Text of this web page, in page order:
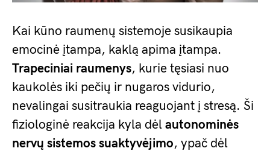
Kai kūno raumenų sistemoje susikaupia
emocinė įtampa, kaklą apima įtampa.
Trapeciniai raumenys, kurie tęsiasi nuo
kaukolės iki pečių ir nugaros vidurio,
nevalingai susitraukia reaguojant į stresą. Ši
fiziologinė reakcija kyla dėl autonominės
nervų sistemos suaktyvėjimo, ypač dėl